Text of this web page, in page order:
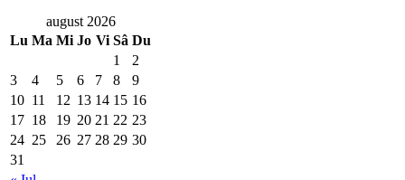
august 2026
Lu Ma Mi Jo Vi Sâ Du
1
2
3
4 5 6 7 8
9
10 11 12 13 14 15 16
17 18 19 20 21 22 23
24 25 26 27 28 29 30
31